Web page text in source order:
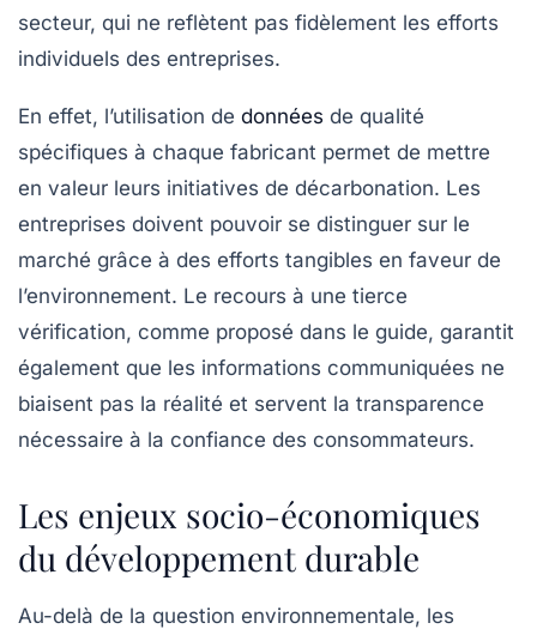
secteur, qui ne reflètent pas fidèlement les efforts
individuels des entreprises.
En effet, l’utilisation de données de qualité
spécifiques à chaque fabricant permet de mettre
en valeur leurs initiatives de décarbonation. Les
entreprises doivent pouvoir se distinguer sur le
marché grâce à des efforts tangibles en faveur de
l’environnement. Le recours à une tierce
vérification, comme proposé dans le guide, garantit
également que les informations communiquées ne
biaisent pas la réalité et servent la transparence
nécessaire à la confiance des consommateurs.
Les enjeux socio-économiques
du développement durable
Au-delà de la question environnementale, les